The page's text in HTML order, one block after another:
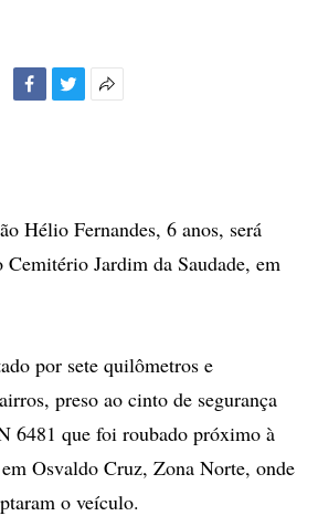
Hélio Fernandes, 6 anos, será
Cemitério Jardim da Saudade, em
por sete quilômetros e
preso ao cinto de segurança
6481 que foi roubado próximo à
Osvaldo Cruz, Zona Norte, onde
o veículo.